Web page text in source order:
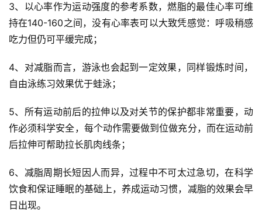
运
动
集
3、以心率作为运动强度的参考系数，燃脂的最佳心率可维
持在140-160之间，没有心率表可以大致凭感觉：呼吸稍感
吃力但仍可平缓完成；
4、对减脂而言，游泳也会起到一定效果，同样锻炼时间，
自由泳练习效果优于蛙泳；
5、所有运动前后的拉伸以及对关节的保护都非常重要，动
作必须科学安全，每个动作需要做到位做充分，而在运动前
后拉伸可帮助拉长肌肉线条；
6、减脂周期长短因人而异，过程中不可太过急切，在科学
饮食和保证睡眠的基础上，养成运动习惯，减脂的效果会早
日出现。